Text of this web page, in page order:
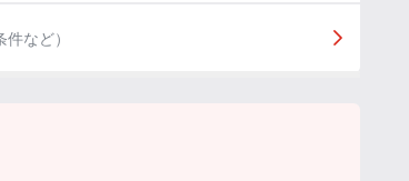
など）